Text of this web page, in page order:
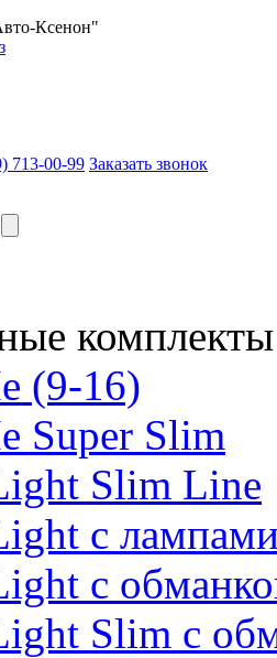
Ксенон"
713-00-99 Заказать звонок
комплекты
(9-16)
Super Slim
Slim Line
с
с
Slim с